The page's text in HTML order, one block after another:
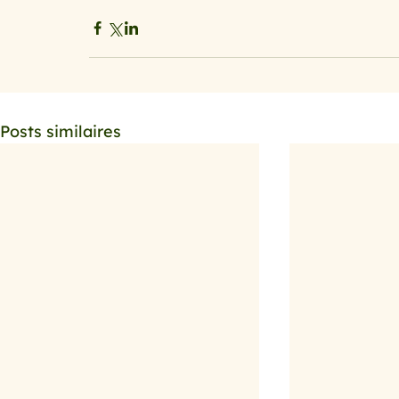
Posts similaires